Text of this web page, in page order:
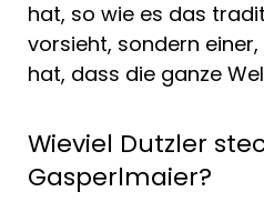
hat, so wie es das
vorsieht, sondern
hat, dass die ganze
Wieviel Dutzler
Gasperlmaier?